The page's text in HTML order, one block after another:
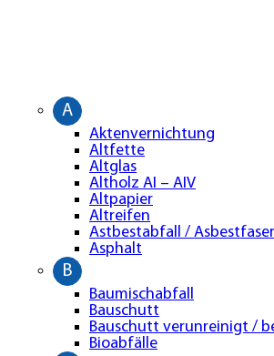
A
Aktenvernichtung
Altfette
Altglas
Altholz AI – AIV
Altpapier
Altreifen
Astbestabfall /
Asphalt
B
Baumischabfall
Bauschutt
Bauschutt verunreinigt /
Bioabfälle